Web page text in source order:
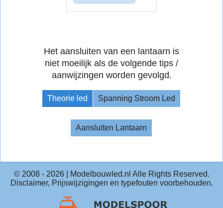
Het aansluiten van een lantaarn is
niet moeilijk als de volgende tips /
aanwijzingen worden gevolgd.
Theorie led Spanning Stroom Led
Aansluiten Lantaarn
© 2008 - 2026| Modelbouwled.nl Alle Rights Reserved.
Disclaimer, Prijswijzigingen en typefouten voorbehouden.